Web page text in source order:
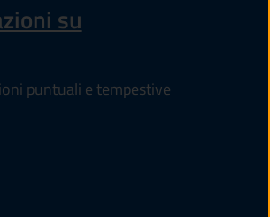
su
puntuali e tempestive